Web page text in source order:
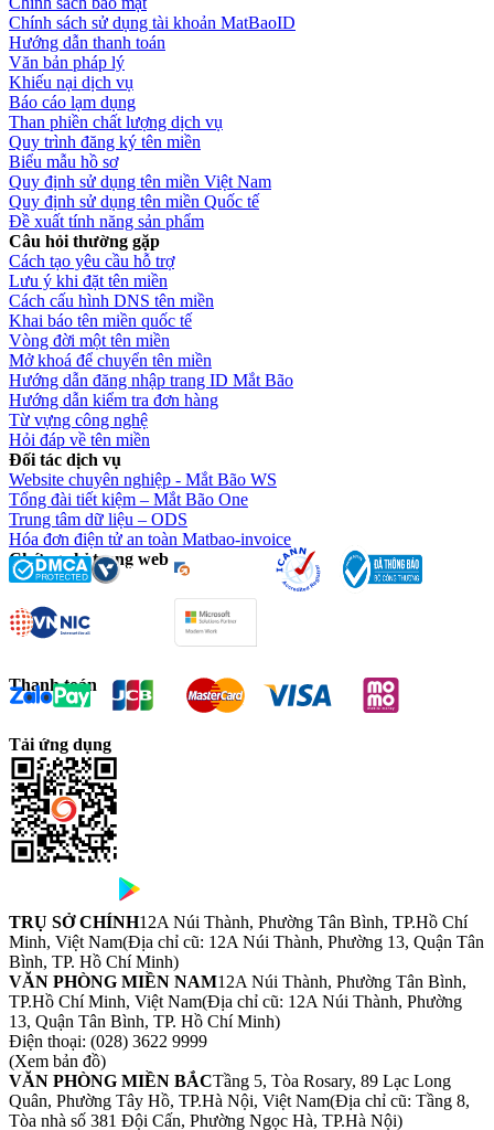
Chính sách sử dụng tài khoản MatBaoID
Hướng dẫn thanh toán
Văn bản pháp lý
Khiếu nại dịch vụ
Báo cáo lạm dụng
Than phiền chất lượng dịch vụ
Quy trình đăng ký tên miền
Biểu mẫu hồ sơ
Quy định sử dụng tên miền Việt Nam
Quy định sử dụng tên miền Quốc tế
Đề xuất tính năng sản phẩm
Câu hỏi thường gặp
Cách tạo yêu cầu hỗ trợ
Lưu ý khi đặt tên miền
Cách cấu hình DNS tên miền
Khai báo tên miền quốc tế
Vòng đời một tên miền
Mở khoá để chuyển tên miền
Hướng dẫn đăng nhập trang ID Mắt Bão
Hướng dẫn kiểm tra đơn hàng
Từ vựng công nghệ
Hỏi đáp về tên miền
Đối tác dịch vụ
Website chuyên nghiệp - Mắt Bão WS
Tổng đài tiết kiệm – Mắt Bão One
Trung tâm dữ liệu – ODS
Hóa đơn điện tử an toàn Matbao-invoice
Chứng chỉ trang web
Thanh toán
Tải ứng dụng
TRỤ SỞ CHÍNH12A Núi Thành, Phường Tân Bình, TP.Hồ Chí
Minh, Việt Nam(Địa chỉ cũ: 12A Núi Thành, Phường 13, Quận Tân
Bình, TP. Hồ Chí Minh)
VĂN PHÒNG MIỀN NAM12A Núi Thành, Phường Tân Bình,
TP.Hồ Chí Minh, Việt Nam(Địa chỉ cũ: 12A Núi Thành, Phường
13, Quận Tân Bình, TP. Hồ Chí Minh)
Điện thoại: (028) 3622 9999
(Xem bản đồ)
VĂN PHÒNG MIỀN BẮCTầng 5, Tòa Rosary, 89 Lạc Long
Quân, Phường Tây Hồ, TP.Hà Nội, Việt Nam(Địa chỉ cũ: Tầng 8,
Tòa nhà số 381 Đội Cấn, Phường Ngọc Hà, TP.Hà Nội)